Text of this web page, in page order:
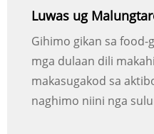
Luwas ug
Gihimo gikan sa food-
mga dulaan dili
makasugakod sa
naghimo niini nga